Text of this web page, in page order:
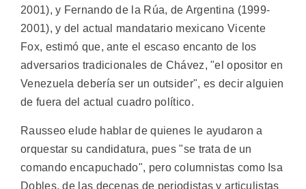
2001), y Fernando de la Rúa, de Argentina (1999-
2001), y del actual mandatario mexicano Vicente
Fox, estimó que, ante el escaso encanto de los
adversarios tradicionales de Chávez, "el opositor en
Venezuela debería ser un outsider", es decir alguien
de fuera del actual cuadro político.
Rausseo elude hablar de quienes le ayudaron a
orquestar su candidatura, pues "se trata de un
comando encapuchado", pero columnistas como Isa
Dobles, de las decenas de periodistas y articulistas